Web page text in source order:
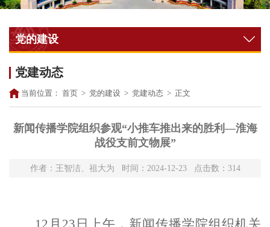
党的建设
党建动态
当前位置： 首页 > 党的建设 > 党建动态 > 正文
新闻传播学院组织参观“小推车推出来的胜利—淮海
战役支前文物展”
作者：王智洁、祖大为 时间：2024-12-23 点击数： 314
12月23 日上午，新闻传播学院组织机关